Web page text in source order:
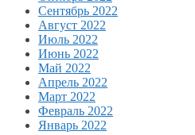
Сентябрь 2022
Август 2022
Июль 2022
Июнь 2022
Май 2022
Апрель 2022
Март 2022
Февраль 2022
Январь 2022